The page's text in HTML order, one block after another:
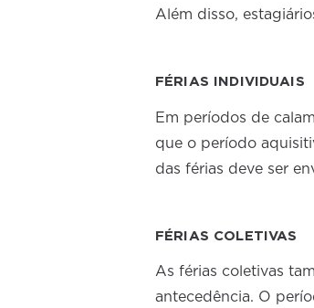
Além disso,
FÉRIAS INDIVIDUAIS
Em períodos de
que o período
das férias deve ser
FÉRIAS COLETIVAS
As férias coletivas
antecedência. O